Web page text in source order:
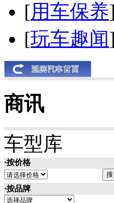
[用车保养]
[玩车趣闻]
商讯
车型库
·按价格
·按品牌